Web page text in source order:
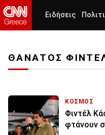
Ειδήσεις
ΘΑΝΑΤΟΣ
ΚΟΣΜΟΣ
Φιντέλ
φτάνουν